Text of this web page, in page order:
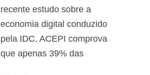
recente estudo sobre a
economia digital conduzido
pela IDC, ACEPI comprova
que apenas 39% das